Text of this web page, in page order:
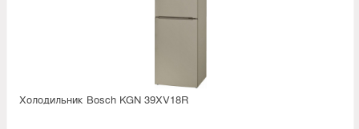
Холодильник Bosсh KGN 39XV18R